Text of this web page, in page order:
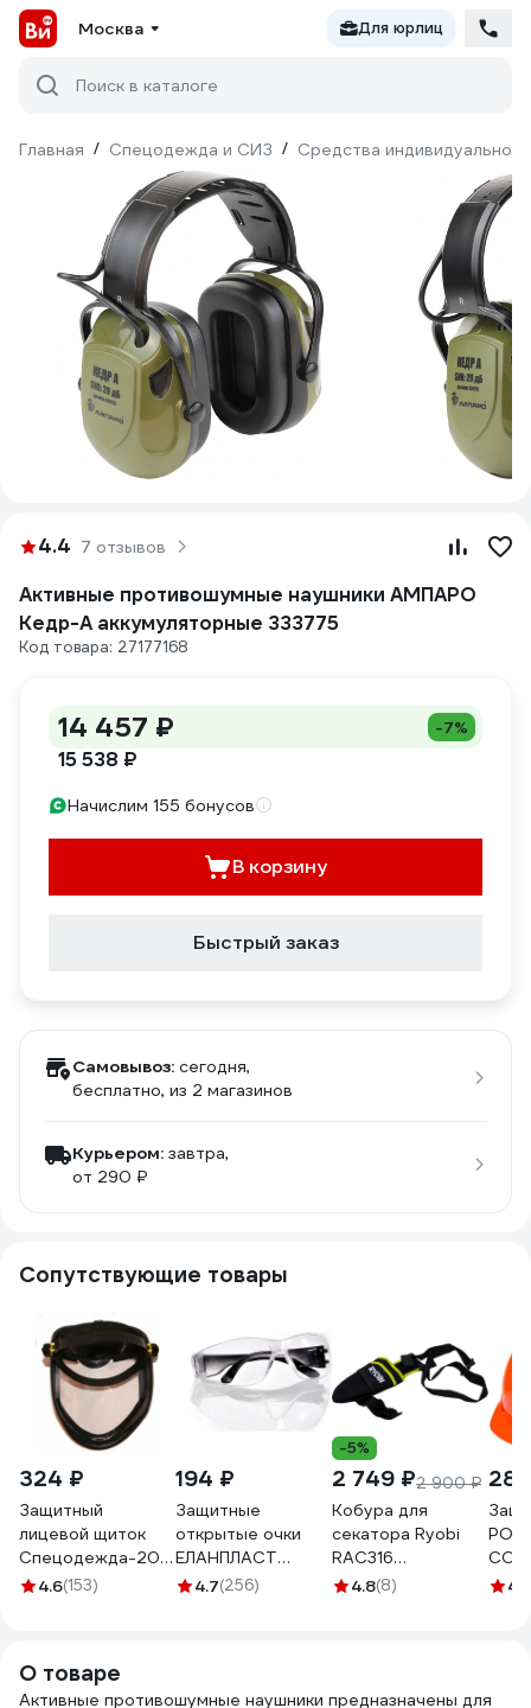
Москва Для юрлиц
Поиск в каталоге
Главная / Спецодежда и СИЗ / Средства индивидуальной
4.4 7 отзывов
Активные противошумные наушники АМПАРО
Кедр-А аккумуляторные 333775
Код товара: 27177168
14 457 ₽ -7%
15 538 ₽
Начислим 155 бонусов
В корзину
Быстрый заказ
Самовывоз: сегодня,
бесплатно, из 2 магазинов
Курьером: завтра,
от 290 ₽
Сопутствующие товары
324 ₽
Защитный
лицевой щиток
Спецодежда-2000
НБТ-ЕВРО 1040
4.6(153)
194 ₽
Защитные
открытые очки
ЕЛАНПЛАСТ
ОЧК201
4.7(256)
-5%
2 749 ₽2 900 ₽
Кобура для
секатора Ryobi
RAC316
5132005026
4.8(8) 4.8
О товаре
Активные противошумные наушники предназначены для